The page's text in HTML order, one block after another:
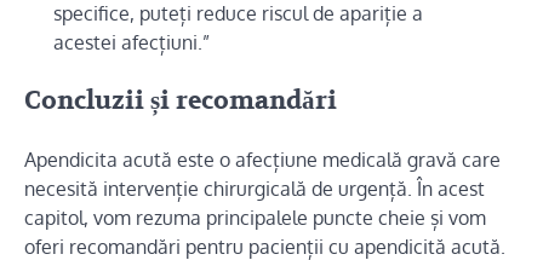
specifice, puteți reduce riscul de apariție a
acestei afecțiuni.”
Concluzii și recomandări
Apendicita acută este o afecțiune medicală gravă care
necesită intervenție chirurgicală de urgență. În acest
capitol, vom rezuma principalele puncte cheie și vom
oferi recomandări pentru pacienții cu apendicită acută.